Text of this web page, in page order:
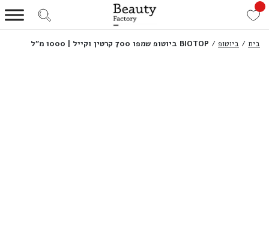
בית / ביוטופ / BIOTOP ביוטופ שמפו 700 קרטין וקייל | 1000 מ”ל